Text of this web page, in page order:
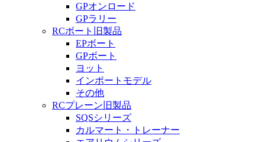
GPオンロード
GPラリー
RCボート旧製品
EPボート
GPボート
ヨット
インポートモデル
その他
RCプレーン旧製品
SQSシリーズ
カルマート・トレーナー